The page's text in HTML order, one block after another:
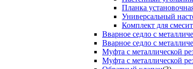
Планка
Универсальный
Комплект для
Вварное седло с
Вварное седло с
Муфта с металлической
Муфта с металлической